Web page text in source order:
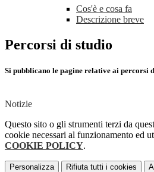
Cos'è e cosa fa
Descrizione breve
Percorsi di studio
Si pubblicano le pagine relative ai percorsi
Notizie
Questo sito o gli strumenti terzi da
cookie necessari al funzionamento ed
COOKIE POLICY.
Personalizza Rifiuta tutti i cookies